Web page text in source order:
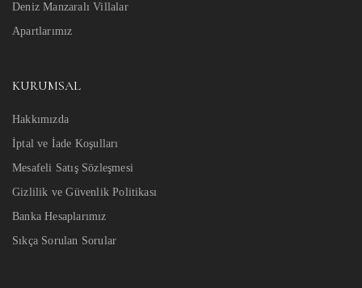
Deniz Manzaralı Villalar
Apartlarımız
KURUMSAL
Hakkımızda
İptal ve İade Koşulları
Mesafeli Satış Sözleşmesi
Gizlilik ve Güvenlik Politikası
Banka Hesaplarımız
Sıkça Sorulan Sorular